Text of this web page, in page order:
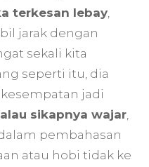
terkesan lebay
jarak dengan
sekali kita
seperti itu, dia
jadi
sikapnya wajar
pembahasan
atau hobi tidak ke